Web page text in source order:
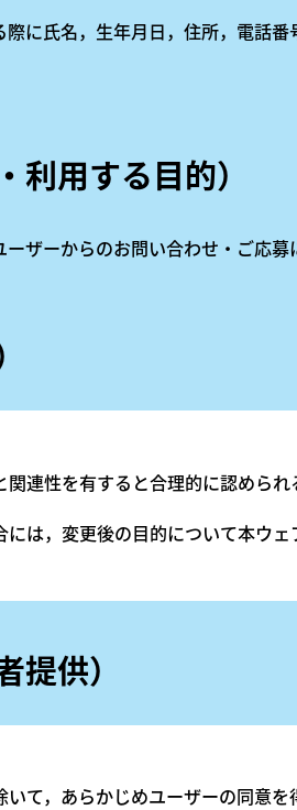
に氏名，生年月日，住所，電話
用する目的）
ザーからのお問い合わせ・ご応募
連性を有すると合理的に認めら
は，変更後の目的について本ウェ
供）
いて，あらかじめユーザーの同意